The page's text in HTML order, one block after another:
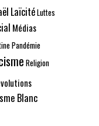
LaïcitéLuttes
Médias
Pandémie
Religion
Blanc